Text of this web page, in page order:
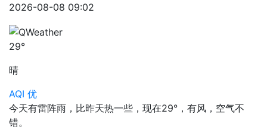
2026-08-08 09:02
29°
晴
AQI 优
今天有雷阵雨，比昨天热一些，现在29°，有风，空气不
错。